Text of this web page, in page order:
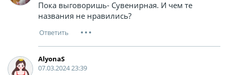
Пока выговоришь- Сувенирная. И чем те
названия не нравились?
AlyonaS
07.03.2024 23:39